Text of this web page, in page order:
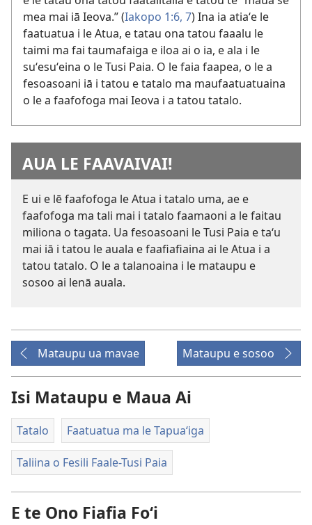
mea mai iā Ieova.” (Iakopo 1:6, 7) Ina ia atiaʻe le
faatuatua i le Atua, e tatau ona tatou faaalu le
taimi ma fai taumafaiga e iloa ai o ia, e ala i le
suʻesuʻeina o le Tusi Paia. O le faia faapea, o le a
fesoasoani iā i tatou e tatalo ma maufaatuatuaina
o le a faafofoga mai Ieova i a tatou tatalo.
AUA LE FAAVAIVAI!
E ui e lē faafofoga le Atua i tatalo uma, ae e
faafofoga ma tali mai i tatalo faamaoni a le faitau
miliona o tagata. Ua fesoasoani le Tusi Paia e taʻu
mai iā i tatou le auala e faafiafiaina ai le Atua i a
tatou tatalo. O le a talanoaina i le mataupu e
sosoo ai lenā auala.
Mataupu ua mavae Mataupu e sosoo
Isi Mataupu e Maua Ai
Tatalo Faatuatua ma le Tapuaʻiga
Taliina o Fesili Faale-Tusi Paia
E te Ono Fiafia Foʻi